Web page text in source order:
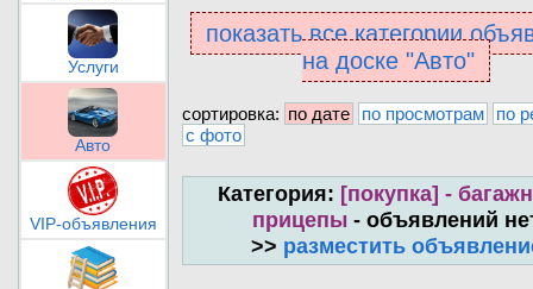
Услуги
Авто
VIP-объявления
показать все категории
на доске "Авто"
сортировка: по дате по просмотрам
по
с фото
Категория: [покупка] -
прицепы - объявлений
>> разместить